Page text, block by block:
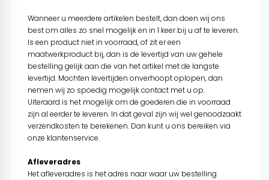
Wanneer u meerdere artikelen bestelt, dan doen wij ons
best om alles zo snel mogelijk en in 1 keer bij u af te leveren.
Is een product niet in voorraad, of zit er een
maatwerkproduct bij, dan is de levertijd van uw gehele
bestelling gelijk aan die van het artikel met de langste
levertijd. Mochten levertijden onverhoopt oplopen, dan
nemen wij zo spoedig mogelijk contact met u op.
Uiteraard is het mogelijk om de goederen die in voorraad
zijn al eerder te leveren. In dat geval zijn wij wel genoodzaakt
verzendkosten te berekenen. Dan kunt u ons bereiken via
onze klantenservice.
Afleveradres
Het afleveradres is het adres naar waar uw bestelling